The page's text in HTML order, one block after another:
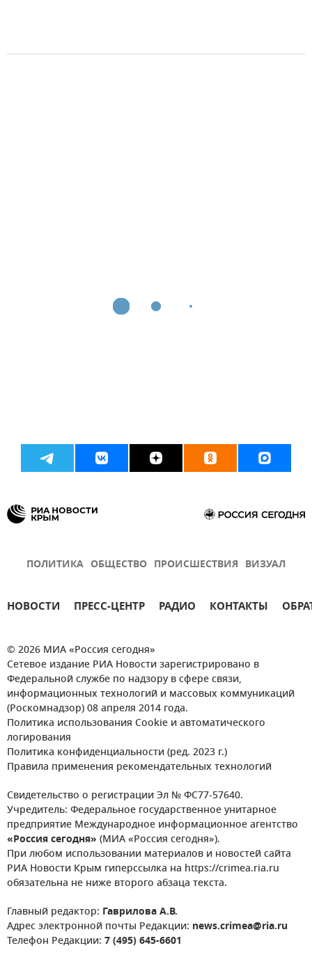
ПОЛИТИКА ОБЩЕСТВО ПРОИСШЕСТВИЯ ВИЗУАЛ
НОВОСТИ ПРЕСС-ЦЕНТР РАДИО КОНТАКТЫ
© 2026 МИА «Россия сегодня»
Сетевое издание РИА Новости зарегистрировано в
Федеральной службе по надзору в сфере связи,
информационных технологий и массовых коммуникаций
(Роскомнадзор) 08 апреля 2014 года.
Политика использования Cookie и автоматического
логирования
Политика конфиденциальности (ред. 2023 г.)
Правила применения рекомендательных технологий
Свидетельство о регистрации Эл № ФС77-57640.
Учредитель: Федеральное государственное унитарное
предприятие Международное информационное агентство
«Россия сегодня» (МИА «Россия сегодня»).
При любом использовании материалов и новостей сайта
РИА Новости Крым гиперссылка на https://crimea.ria.ru
обязательна не ниже второго абзаца текста.
Главный редактор: Гаврилова А.В.
Адрес электронной почты Редакции: news.crimea@ria.ru
Телефон Редакции: 7 (495) 645-6601